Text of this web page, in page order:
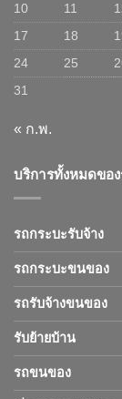
10
11
17
18
24
25
31
« ก.พ.
บริการทั้งหมดขอ
รถกระบะรับจ้าง
รถกระบะขนของ
รถรับจ้างขนของ
รับย้ายบ้าน
รถขนของ